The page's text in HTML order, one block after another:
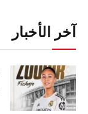
آخر الأخبار